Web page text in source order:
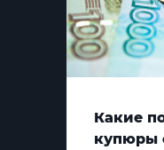
Какие
купюры